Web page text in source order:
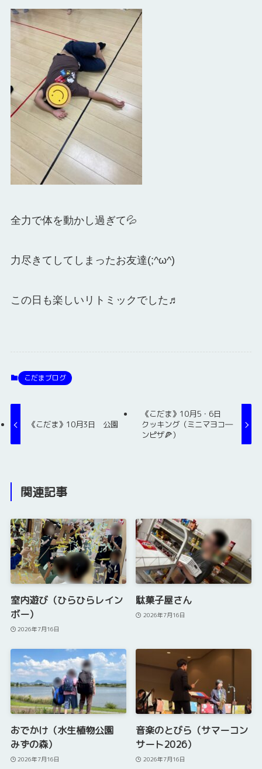
全力で体を動かし過ぎて💦
力尽きてしてしまったお友達(;^ω^)
この日も楽しいリトミックでした♬
こだまブログ
《こだま》10月3日 公園
《こだま》10月5・6日
クッキング（ミニマヨコ―
ンピザ🍕）
関連記事
室内遊び（ひらひらレイン
ボー）
2026年7月16日
駄菓子屋さん
2026年7月16日
おでかけ（水生植物公園
みずの森）
2026年7月16日
音楽のとびら（サマーコン
サート2026）
2026年7月16日